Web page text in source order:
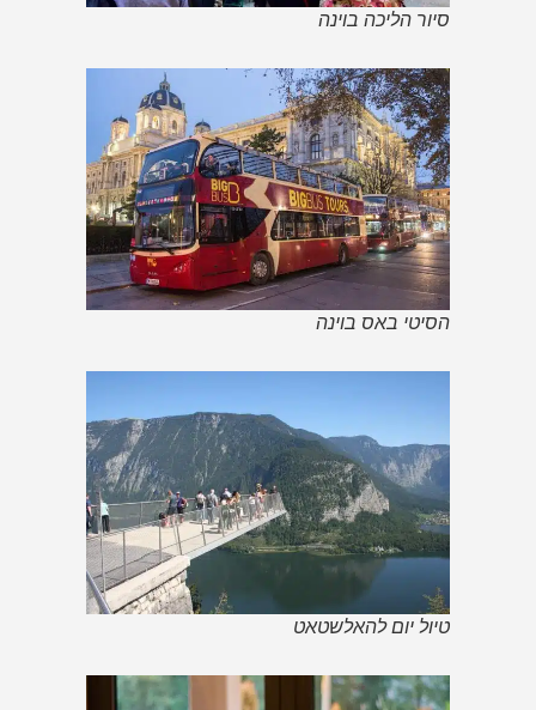
סיור הליכה בוינה
הסיטי באס בוינה
טיול יום להאלשטאט